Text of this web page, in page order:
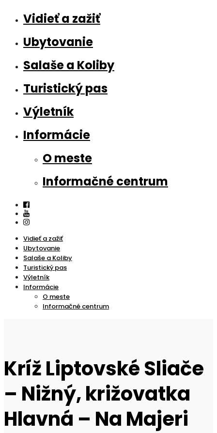
Vidieť a zažiť
Ubytovanie
Salaše a Koliby
Turistický pas
Výletník
Informácie
O meste
Informačné centrum
Vidieť a zažiť
Ubytovanie
Salaše a Koliby
Turistický pas
Výletník
Informácie
O meste
Informačné centrum
Kríž Liptovské Sliače
– Nižný, križovatka
Hlavná – Na Majeri